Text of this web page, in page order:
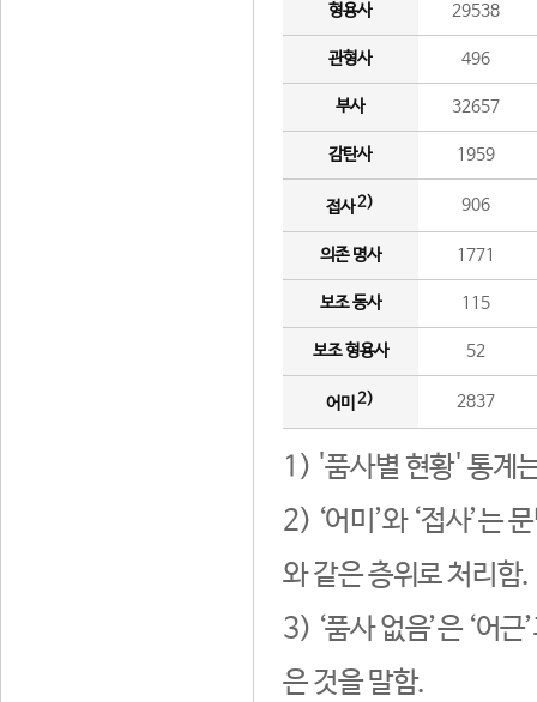
형용사 29538
관형사 496
부사 32657
감탄사 1959
접사2) 906
의존 명사 1771
보조 동사 115
보조 형용사 52
어미 2) 2837
1) '품사별 현황' 통계
2) ‘어미’와 ‘접사’는
와 같은 층위로 처리함.
3) ‘품사 없음’은 ‘어
은 것을 말함.